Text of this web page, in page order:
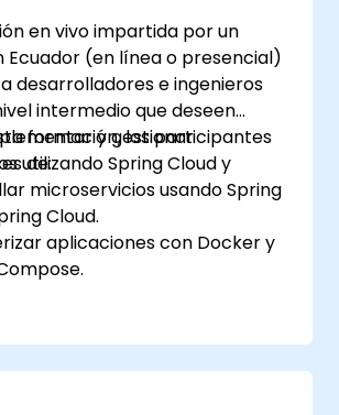
de extremo a extremo.
en vivo impartida por un
Ecuador (en línea o presencial)
desarrolladores e ingenieros
intermedio que deseen
y gestionar
utilizando Spring Cloud y
formación, los participantes
de:
microservicios usando Spring
Cloud.
aplicaciones con Docker y
pasarelas API y comunicación
y asegurar los microservicios
de producción.